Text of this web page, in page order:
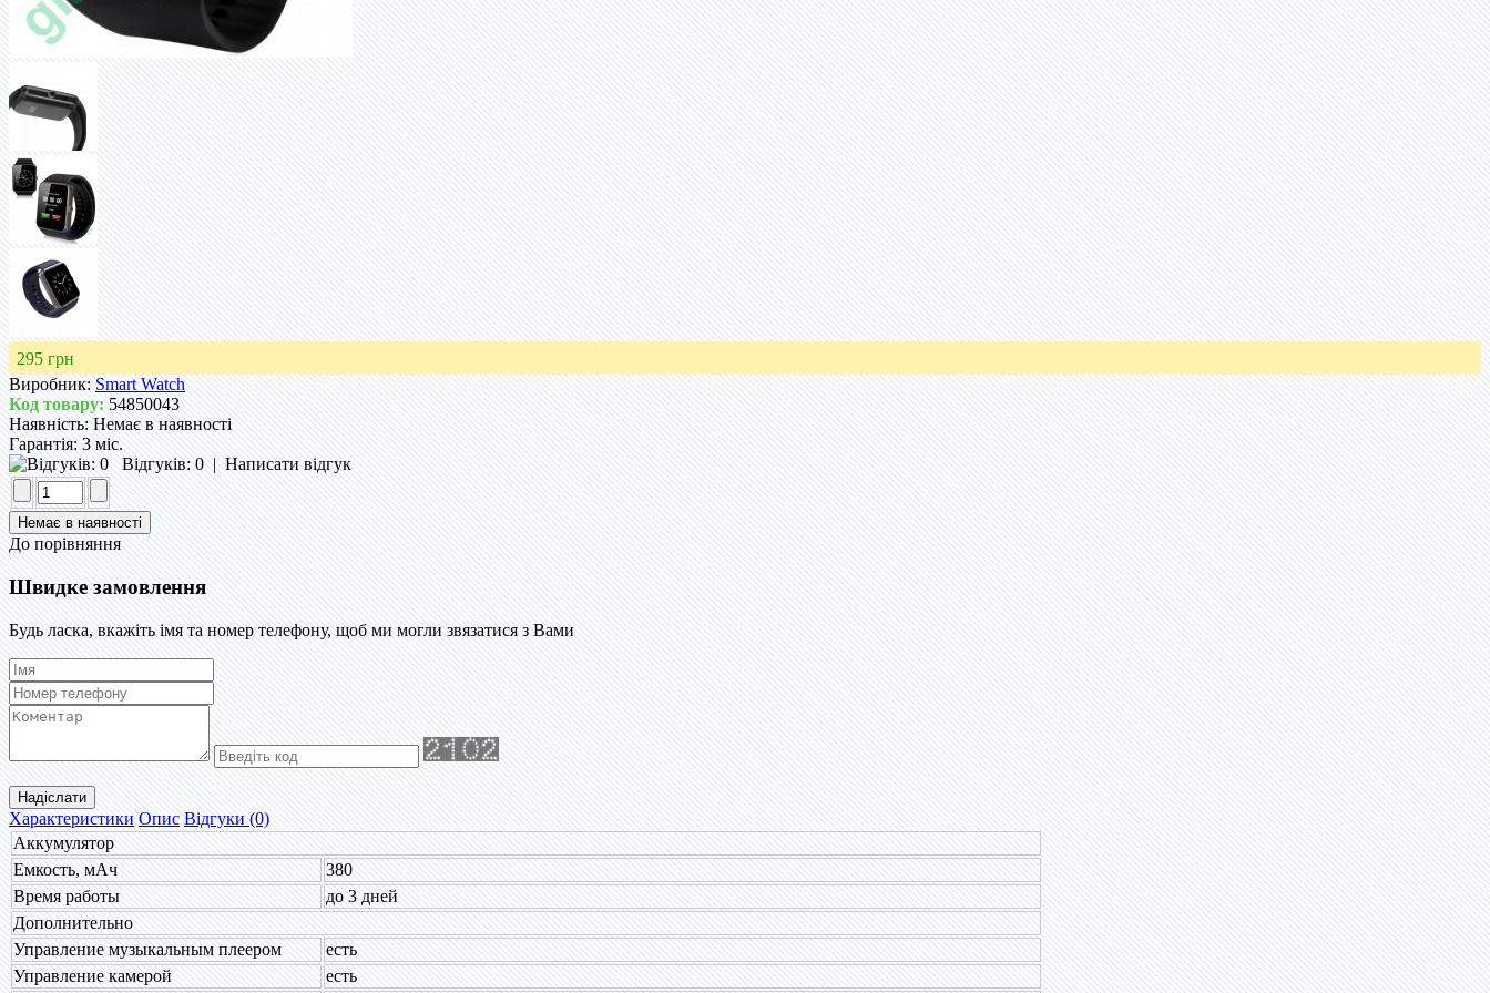
295 грн
Виробник: Smart Watch
Код товару:54850043
Наявність:Немає в наявності
Гарантія:3 міс.
Відгуків: 0|Написати відгук
До порівняння
Швидке замовлення
Будь ласка, вкажіть імя та номер телефону, щоб ми могли звязатися з Вами
Надіслати
Характеристики Опис Відгуки (0)
Аккумулятор
Емкость, мАч
380
Время работы
до 3 дней
Дополнительно
Управление музыкальным плеером
есть
Управление камерой
есть